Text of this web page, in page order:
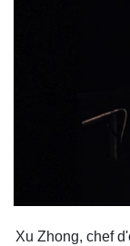
Xu Zhong, chef